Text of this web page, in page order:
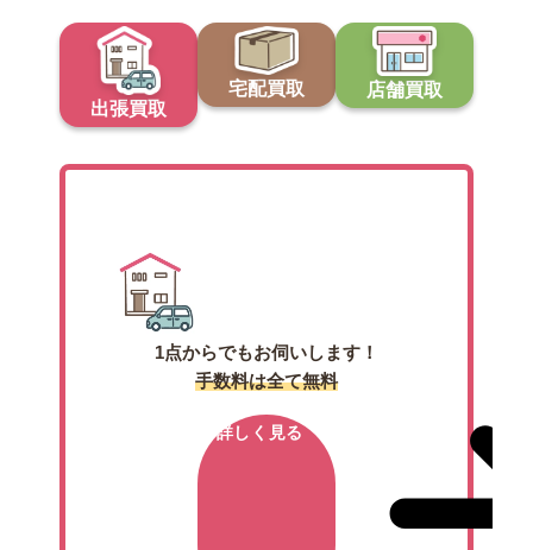
出張買取
宅配買取 店舗買取
1点からでもお伺いします！
手数料は全て無料
詳しく見る